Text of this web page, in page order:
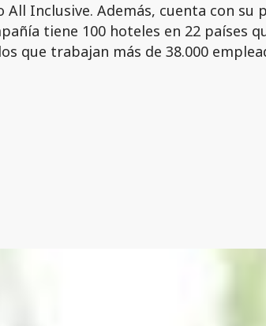
All Inclusive. Además, cuenta con
tiene 100 hoteles en 22 países
que trabajan más de 38.000